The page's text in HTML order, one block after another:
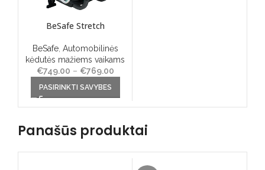
BeSafe Stretch
BeSafe, Automobilinės
kėdutės mažiems vaikams
€749.00 – €769.00
PASIRINKTI SAVYBES
Panašūs produktai